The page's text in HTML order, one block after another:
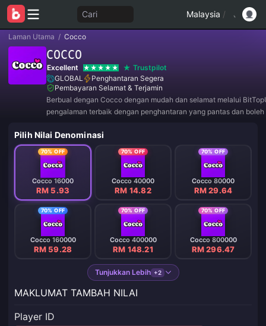
Cari Malaysia /
Laman Utama / Cocco
COCCO
Excellent
Trustpilot
GLOBAL
Penghantaran Segera
Pembayaran Selamat & Terjamin
Berbual dengan Cocco dengan mudah dan selamat melalui
pengalaman terbaik dengan penghantaran yang pantas dan
Pilih Nilai Denominasi
70% OFF
Cocco 16000
RM 5.93
70% OFF
Cocco 40000
RM 14.82
70% OFF
Cocco 80000
RM 29.64
70% OFF
Cocco 160000
RM 59.28
70% OFF
Cocco 400000
RM 148.21
70% OFF
Cocco 800000
RM 296.47
Tunjukkan Lebih +2
MAKLUMAT TAMBAH NILAI
Player ID